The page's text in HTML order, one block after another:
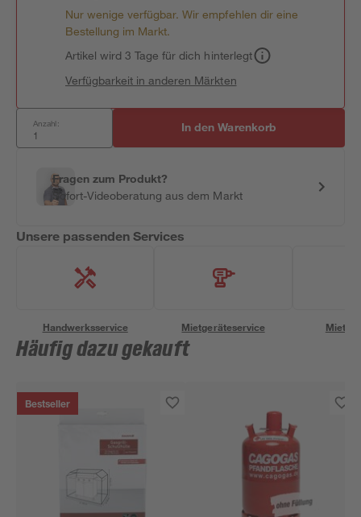
Nur wenige verfügbar. Wir empfehlen dir eine
Bestellung im Markt.
Artikel wird 3 Tage für dich hinterlegt
Verfügbarkeit in anderen Märkten
Anzahl: In den Warenkorb
Fragen zum Produkt?
Sofort-Videoberatung aus dem Markt
Unsere passenden Services
Handwerksservice Mietgeräteservice
Häufig dazu gekauft
Bestseller